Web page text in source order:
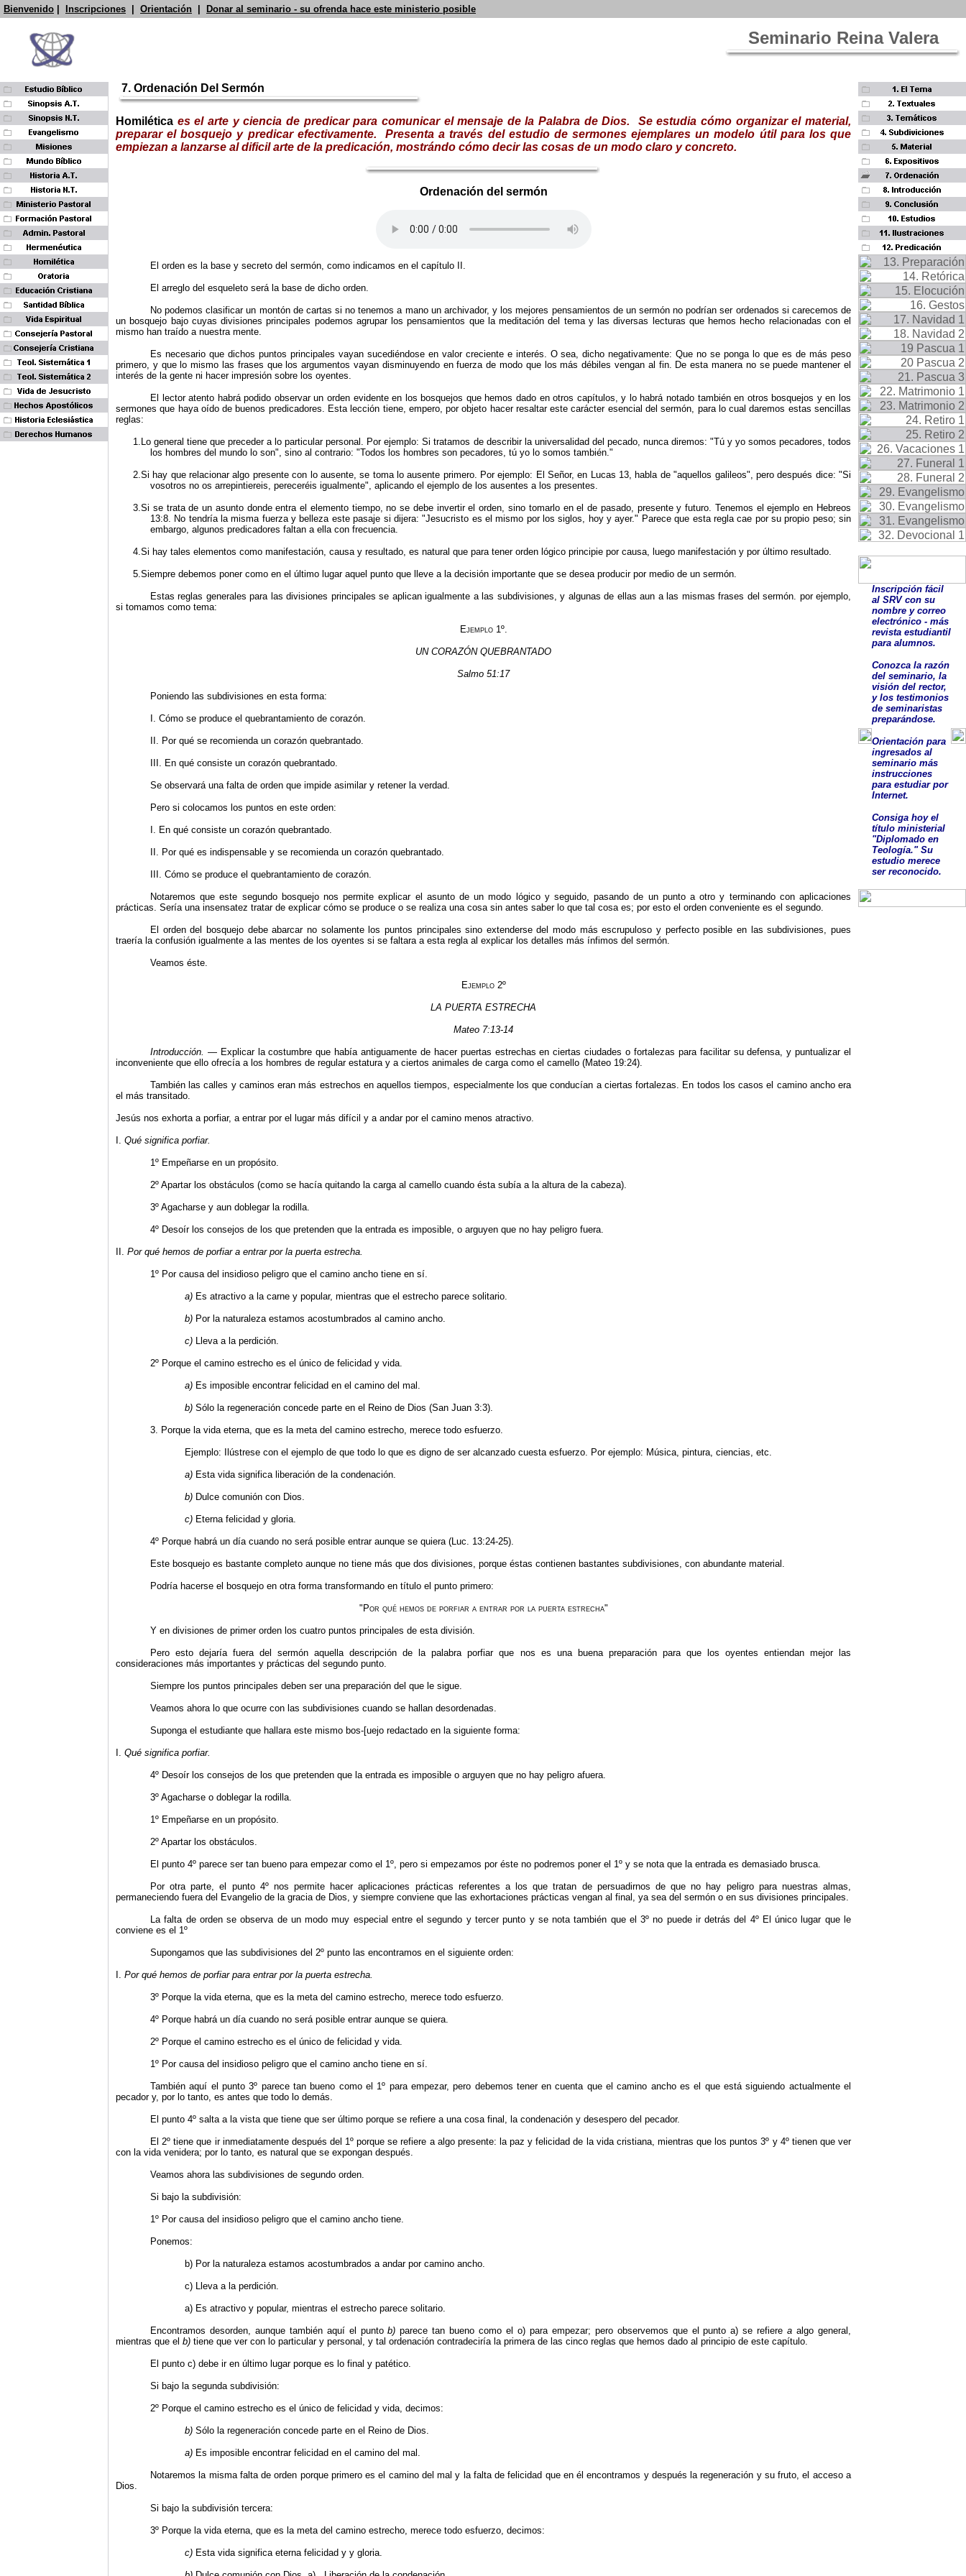
Bienvenido Inscripciones Orientación Donar al seminario - su ofrenda hace este ministerio posible
Seminario Reina Valera
7. Ordenación Del Sermón
Homilética es el arte y ciencia de predicar para comunicar el mensaje de la Palabra de Dios. Se estudia cómo organizar el material,
preparar el bosquejo y predicar efectivamente.
Presenta a través del estudio de sermones ejemplares un modelo útil para los que
empiezan a lanzarse al dificil arte de la predicación, mostrándo cómo decir las cosas de un modo claro y concreto.
Ordenación del sermón
El orden es la base y secreto del sermón, como indicamos en el capítulo II.
El arreglo del esqueleto será la base de dicho orden.
No podemos clasificar un montón de cartas si no tenemos a mano un archivador, y los mejores pensamientos de un sermón no podrían ser ordenados si carecemos de
un bosquejo bajo cuyas divisiones principales podemos agrupar los pensamientos que la meditación del tema y las diversas lecturas que he­mos hecho relacionadas con el
mismo han traído a nuestra mente.
Es necesario que dichos puntos principales vayan sucediéndose en valor creciente e interés. O sea, dicho negativamente: Que no se ponga lo que es de más peso
primero, y que lo mismo las frases que los argumentos vayan disminuyendo en fuerza de modo que los más débiles vengan al fin. De esta manera no se puede mantener el
interés de la gente ni hacer impresión sobre los oyentes.
El lector atento habrá podido observar un orden evidente en los bosquejos que hemos dado en otros capítulos, y lo habrá notado también en otros bosquejos y en los
sermones que haya oído de buenos predicadores. Esta lección tiene, empero, por objeto hacer resaltar este carácter esencial del sermón, para lo cual daremos estas sencillas
reglas:
1.Lo general tiene que preceder a lo particular personal. Por ejemplo: Si tratamos de describir la universalidad del pecado, nunca diremos: "Tú y yo somos pecadores, todos
los hombres del mundo lo son", sino al contrario: "Todos los hombres son pecadores, tú yo lo somos también."
2.Si hay que relacionar algo presente con lo ausente, se toma lo ausente primero. Por ejemplo: El Señor, en Lucas 13, habla de "aquellos galileos", pero después dice: "Si
vosotros no os arrepintiereis, pereceréis igualmente", aplicando el ejemplo de los ausentes a los presentes.
3.Si se trata de un asunto donde entra el elemento tiempo, no se debe invertir el orden, sino tom­arlo en el de pasado, presente y futuro. Tenemos el ejemplo en Hebreos
13:8. No tendría la misma fuerza y belleza este pasaje si dijera: "Jesucristo es el mismo por los siglos, hoy y ayer." Parece que esta regla cae por su propio peso; sin
embargo, algunos predicadores faltan a ella con frecuencia.
4.Si hay tales elementos como manifestación, causa y resultado, es natural que para tener orden lógico principie por causa, luego manifestación y por último resultado.
5.Siempre debemos poner como en el último lugar aquel punto que lleve a la decisión importante que se desea producir por medio de un sermón.
Estas reglas generales para las divisiones principales se aplican igualmente a las subdivisiones, y algunas de ellas aun a las mismas frases del sermón. por ejemplo,
si tomamos como tema:
Ejemplo 1º.
UN CORAZÓN QUEBRANTADO
Salmo 51:17
Poniendo las subdivisiones en esta forma:
I. Cómo se produce el quebrantamiento de corazón.
II. Por qué se recomienda un corazón quebran­tado.
III. En qué consiste un corazón quebrantado.
Se observará una falta de orden que impide asimilar y retener la verdad.
Pero si colocamos los puntos en este orden:
I. En qué consiste un corazón quebrantado.
II. Por qué es indispensable y se recomienda un corazón quebrantado.
III. Cómo se produce el quebrantamiento de corazón.
Notaremos que este segundo bosquejo nos permi­te explicar el asunto de un modo lógico y seguido, pasando de un punto a otro y terminando con apli­caciones
prácticas. Sería una insensatez tratar de explicar cómo se produce o se realiza una cosa sin antes saber lo que tal cosa es; por esto el orden conveniente es el segundo.
El orden del bosquejo debe abarcar no solamente los puntos principales sino extenderse del modo más escrupuloso y perfecto posible en las subdivisiones, pues
traería la confusión igualmente a las mentes de los oyentes si se faltara a esta regla al explicar los detalles más ínfimos del sermón.
Veamos éste.
Ejemplo 2º
LA PUERTA ESTRECHA
Mateo 7:13-14
Introducción. — Explicar la costumbre que había antiguamente de hacer puertas estrechas en ciertas ciudades o fortalezas para facilitar su defensa, y puntualizar el
inconveniente que ello ofrecía a los hombres de regular estatura y a ciertos animales de carga como el camello (Mateo 19:24).
También las calles y caminos eran más estrechos en aquellos tiempos, especialmente los que conducían a ciertas fortalezas. En todos los casos el camino ancho era
el más transitado.
Jesús nos exhorta a porfiar, a entrar por el lugar más difícil y a andar por el camino menos atractivo.
I. Qué significa porfiar.
1º Empeñarse en un propósito.
2º Apartar los obstáculos (como se hacía quitando la carga al camello cuando ésta subía a la altura de la cabeza).
3º Agacharse y aun doblegar la rodilla.
4º Desoír los consejos de los que pretenden que la entrada es imposible, o arguyen que no hay peligro fuera.
II. Por qué hemos de porfiar a entrar por la puerta estrecha.
1º Por causa del insidioso peligro que el camino ancho tiene en sí.
a) Es atractivo a la carne y popular, mientras que el estrecho parece solitario.
b) Por la naturaleza estamos acostumbrados al camino ancho.
c) Lleva a la perdición.
2º Porque el camino estrecho es el único de felicidad y vida.
a) Es imposible encontrar felicidad en el camino del mal.
b) Sólo la regeneración concede parte en el Reino de Dios (San Juan 3:3).
3. Porque la vida eterna, que es la meta del camino estrecho, merece todo esfuerzo.
Ejemplo: Ilústrese con el ejemplo de que todo lo que es digno de ser alcanzado cuesta esfuerzo. Por ejemplo: Música, pintura, ciencias, etc.
a) Esta vida significa liberación de la con­denación.
b) Dulce comunión con Dios.
c) Eterna felicidad y gloria.
4º Porque habrá un día cuando no será posible entrar aunque se quiera (Luc. 13:24-25).
Este bosquejo es bastante completo aunque no tiene más que dos divisiones, porque éstas contienen bastantes subdivisiones, con abundante material.
Podría hacerse el bosquejo en otra forma transformando en título el punto primero:
" Por qué hemos de porfiar a entrar por la puerta estrecha"
Y en divisiones de primer orden los cuatro puntos principales de esta división.
Pero esto dejaría fuera del sermón aquella descripción de la palabra porfiar que nos es una buena preparación para que los oyentes entiendan mejor las
consideraciones más importantes y prácticas del segundo punto.
Siempre los puntos principales deben ser una preparación del que le sigue.
Veamos ahora lo que ocurre con las subdivisiones cuando se hallan desordenadas.
Suponga el estudiante que hallara este mismo bos-[uejo redactado en la siguiente forma:
I. Qué significa porfiar.
4º Desoír los consejos de los que pretenden que la entrada es imposible o arguyen que no hay peligro afuera.
3º Agacharse o doblegar la rodilla.
1º Empeñarse en un propósito.
2º Apartar los obstáculos.
El punto 4º parece ser tan bueno para empezar como el 1º, pero si empezamos por éste no podremos poner el 1º y se nota que la entrada es demasiado brusca.
Por otra parte, el punto 4º nos permite hacer aplicaciones prácticas referentes a los que tratan de persuadirnos de que no hay peligro para nuestras almas,
permaneciendo fuera del Evangelio de la gracia de Dios, y siempre conviene que las exhortaciones prácticas vengan al final, ya sea del sermón o en sus divisiones principales.
La falta de orden se observa de un modo muy especial entre el segundo y tercer punto y se nota también que el 3º no puede ir detrás del 4º El único lugar que le
conviene es el 1º
Supongamos que las subdivisiones del 2º punto las encontramos en el siguiente orden:
I. Por qué hemos de porfiar para entrar por la puerta estrecha.
3º Porque la vida eterna, que es la meta del camino estrecho, merece todo esfuerzo.
4º Porque habrá un día cuando no será posible entrar aunque se quiera.
2º Porque el camino estrecho es el único de felicidad y vida.
1º Por causa del insidioso peligro que el camino ancho tiene en sí.
También aquí el punto 3º parece tan bueno como el 1º para empezar, pero debemos tener en cuenta que el camino ancho es el que está siguiendo actualmente el
pecador y, por lo tanto, es antes que todo lo demás.
El punto 4º salta a la vista que tiene que ser úl­timo porque se refiere a una cosa final, la condena­ción y desespero del pecador.
El 2º tiene que ir inmediatamente después del 1º porque se refiere a algo presente: la paz y felicidad de la vida cristiana, mientras que los puntos 3º y 4º tienen que ver
con la vida venidera; por lo tanto, es natural que se expongan después.
Veamos ahora las subdivisiones de segundo orden.
Si bajo la subdivisión:
1º Por causa del insidioso peligro que el camino ancho tiene.
Ponemos:
b) Por la naturaleza estamos acostumbrados a andar por camino ancho.
c) Lleva a la perdición.
a) Es atractivo y popular, mientras el estrecho parece solitario.
Encontramos desorden, aunque también aquí el puntob)parece tan bueno como el o) para empezar; pero observemos que el punto a) se refiereaalgo general,
mientras que el b) tiene que ver con lo particular y personal, y tal ordenación contradeciría la primera de las cinco reglas que hemos dado al principio de este capítulo.
El punto c) debe ir en último lugar porque es lo final y patético.
Si bajo la segunda subdivisión:
2º Porque el camino estrecho es el único de felicidad y vida, decimos:
b) Sólo la regeneración concede parte en el Reino de Dios.
a) Es imposible encontrar felicidad en el camino del mal.
Notaremos la misma falta de orden porque primero es el camino del mal y la falta de felicidad que en él encontramos y después la regeneración y su fruto, el acceso a
Dios.
Si bajo la subdivisión tercera:
3º Porque la vida eterna, que es la meta del camino estrecho, merece todo esfuerzo, decimos:
c) Esta vida significa eterna felicidad y y gloria.
Inscripción fácil
al SRV con su
nombre y correo
electrónico - más
revista estudiantil
para alumnos.
Conozca la razón
del seminario, la
visión del rector,
y los testimonios
de seminaristas
preparándose.
Orientación para
ingresados al
seminario más
instrucciones
para estudiar por
Internet.
Consiga hoy el
título ministerial
"Diplomado en
Teología."Su
estudio merece
serreconocido.